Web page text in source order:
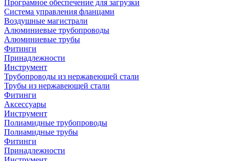
Програмное обеспечение для загрузки
Система управления фланцами
Воздушные магистрали
Алюминиевые трубопроводы
Алюминиевые трубы
Фитинги
Принадлежности
Инструмент
Трубопроводы из нержавеющей стали
Трубы из нержавеющей стали
Фитинги
Аксессуары
Инструмент
Полиамидные трубопроводы
Полиамидные трубы
Фитинги
Принадлежности